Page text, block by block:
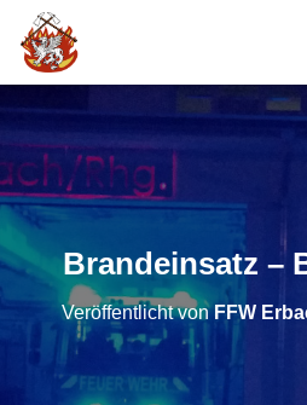
Brandeinsatz –
Veröffentlicht vonFFW